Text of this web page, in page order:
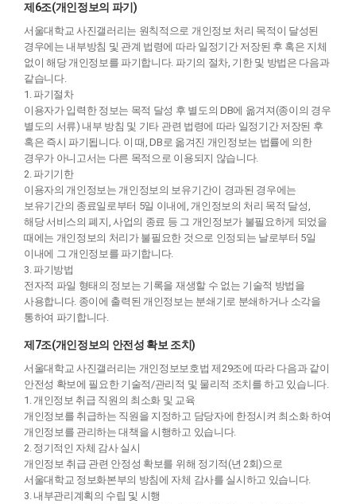
제6조(개인정보의 파기)
서울대학교 사진갤러리는 원칙적으로 개인정보 처리 목적이 달성된
경우에는 내부방침 및 관계 법령에 따라 일정기간 저장된 후 혹은 지체
없이 해당 개인정보를 파기합니다. 파기의 절차, 기한 및 방법은 다음과
같습니다.
1. 파기절차
이용자가 입력한 정보는 목적 달성 후 별도의 DB에 옮겨져(종이의 경우
별도의 서류) 내부 방침 및 기타 관련 법령에 따라 일정기간 저장된 후
혹은 즉시 파기됩니다. 이 때, DB로 옮겨진 개인정보는 법률에 의한
경우가 아니고서는 다른 목적으로 이용되지 않습니다.
2. 파기기한
이용자의 개인정보는 개인정보의 보유기간이 경과된 경우에는
보유기간의 종료일로부터 5일 이내에, 개인정보의 처리 목적 달성,
해당 서비스의 폐지, 사업의 종료 등 그 개인정보가 불필요하게 되었을
때에는 개인정보의 처리가 불필요한 것으로 인정되는 날로부터 5일
이내에 그 개인정보를 파기합니다.
3. 파기방법
전자적 파일 형태의 정보는 기록을 재생할 수 없는 기술적 방법을
사용합니다. 종이에 출력된 개인정보는 분쇄기로 분쇄하거나 소각을
통하여 파기합니다.
제7조(개인정보의 안전성 확보 조치)
서울대학교 사진갤러리는 개인정보보호법 제29조에 따라 다음과 같이
안전성 확보에 필요한 기술적/관리적 및 물리적 조치를 하고 있습니다.
1. 개인정보 취급 직원의 최소화 및 교육
개인정보를 취급하는 직원을 지정하고 담당자에 한정시켜 최소화 하여
개인정보를 관리하는 대책을 시행하고 있습니다.
2. 정기적인 자체 감사 실시
개인정보 취급 관련 안정성 확보를 위해 정기적(년 2회)으로
서울대학교 정보화본부의 방침에 자체 감사를 실시하고 있습니다.
3. 내부관리계획의 수립 및 시행